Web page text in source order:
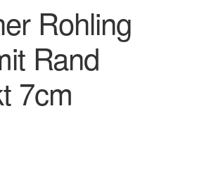
Rohling
Rand
7cm